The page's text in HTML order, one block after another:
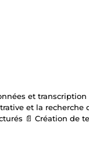
et transcription
et la recherche
📄 Création de
de prospects 📧
et précise 📊 Mise à
délais 💰 Tarif 👉 10